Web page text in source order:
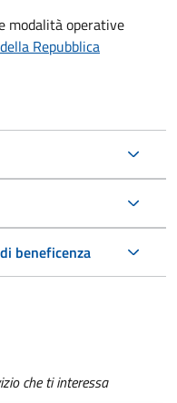
modalità operative
Repubblica
beneficenza
che ti interessa